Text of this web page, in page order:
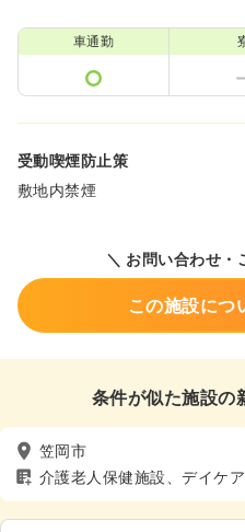
車通勤
受動喫煙防止策
敷地内禁煙
＼ お問い合わせ・
この施設につ
条件が似た施設の
笠岡市
介護老人保健施設、デイケ
車場有）